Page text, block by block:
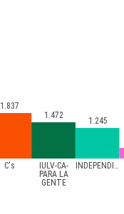
C's
IULV-CA-
PARA LA
GENTE
INDEPENDIENTES+ELECTORES+EQUO
1.837
1.472
1.245